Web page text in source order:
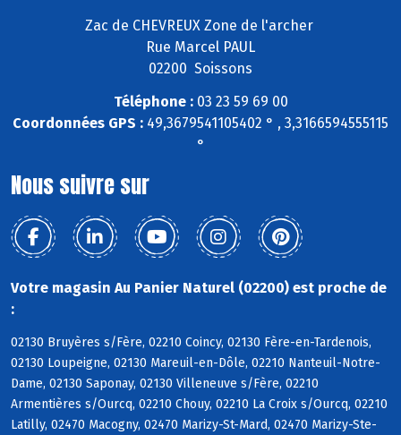
Zac de CHEVREUX Zone de l'archer
Rue Marcel PAUL
02200 Soissons
Téléphone :03 23 59 69 00
Coordonnées GPS : 49,3679541105402 ° , 3,3166594555115
°
Nous suivre sur
Votre magasin Au Panier Naturel (02200) est proche de
:
02130 Bruyères s/Fère, 02210 Coincy, 02130 Fère-en-Tardenois,
02130 Loupeigne, 02130 Mareuil-en-Dôle, 02210 Nanteuil-Notre-
Dame, 02130 Saponay, 02130 Villeneuve s/Fère, 02210
Armentières s/Ourcq, 02210 Chouy, 02210 La Croix s/Ourcq, 02210
Latilly, 02470 Macogny, 02470 Marizy-St-Mard, 02470 Marizy-Ste-